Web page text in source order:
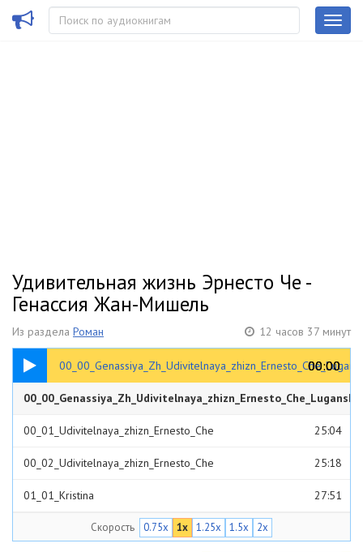
Удивительная жизнь Эрнесто Че -
Генассия Жан-Мишель
Из раздела Роман 12 часов 37 минут
00:00
00:00
00:31
00:31
00_01_Udivitelnaya_zhizn_Ernesto_Che 25:04
00_02_Udivitelnaya_zhizn_Ernesto_Che 25:18
01_01_Kristina 27:51
01_02_KristinaСкорость 0.75x 1x 1.25x 1.5x 2x